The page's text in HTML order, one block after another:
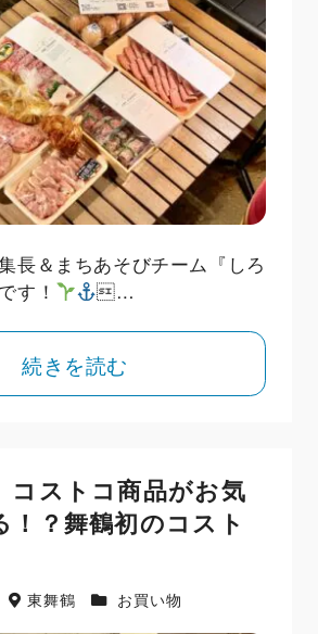
長＆まちあそびチーム『しろ
す！
…
続きを読む
コストコ商品がお気
！？舞鶴初のコスト
東舞鶴 お買い物